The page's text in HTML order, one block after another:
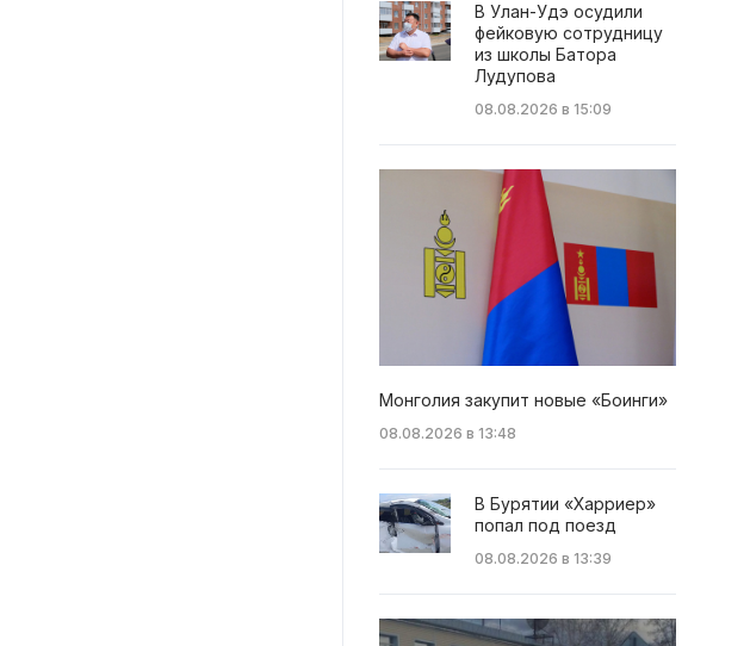
В Улан-Удэ осудили
фейковую сотрудницу
из школы Батора
Лудупова
08.08.2026 в 15:09
Монголия закупит новые «Боинги»
08.08.2026 в 13:48
В Бурятии «Харриер»
попал под поезд
08.08.2026 в 13:39